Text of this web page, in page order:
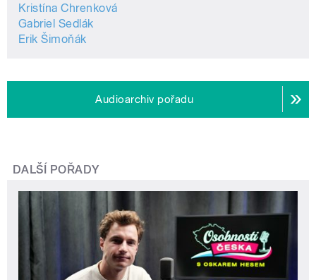
Kristína Chrenková
Gabriel Sedlák
Erik Šimoňák
Audioarchiv pořadu
DALŠÍ POŘADY